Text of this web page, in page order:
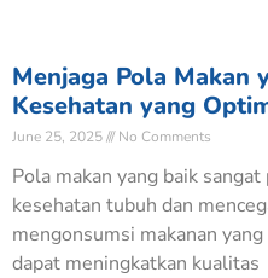
Menjaga Pola Makan
Kesehatan yang
June 25, 2025 No Comments
Pola makan yang baik
kesehatan tubuh dan
mengonsumsi makanan
dapat meningkatkan kualitas